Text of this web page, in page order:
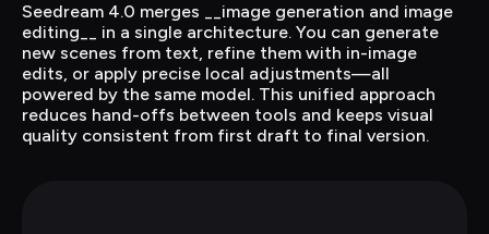
Seedream 4.0 merges __image generation and image
editing__ in a single architecture. You can generate
new scenes from text, refine them with in-image
edits, or apply precise local adjustments—all
powered by the same model. This unified approach
reduces hand-offs between tools and keeps visual
quality consistent from first draft to final version.